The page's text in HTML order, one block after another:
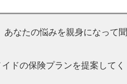
なたの悩みを親身になって聞
ドの保険プランを提案してく